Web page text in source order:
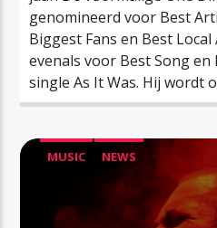
genomineerd voor Best
Biggest Fans en Best Local
evenals voor Best Song
single As It Was. Hij wordt
MUSIC NEWS